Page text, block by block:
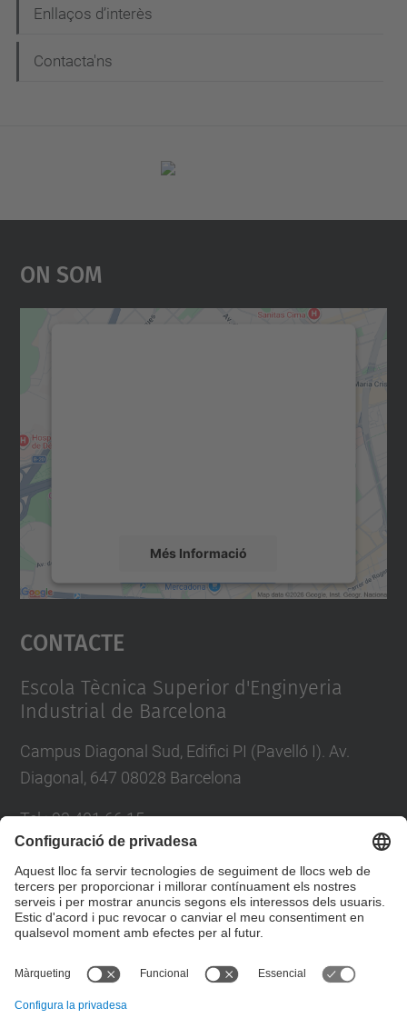
Enllaços d’interès
Contacta'ns
On Som
Més Informació
Accepta
powered by
Contacte
Escola Tècnica Superior d'Enginyeria
Industrial de Barcelona
Campus Diagonal Sud, Edifici PI (Pavelló I). Av.
Diagonal, 647 08028 Barcelona
Tel.:93 401 66 15
Directori UPC
Formulari de contacte